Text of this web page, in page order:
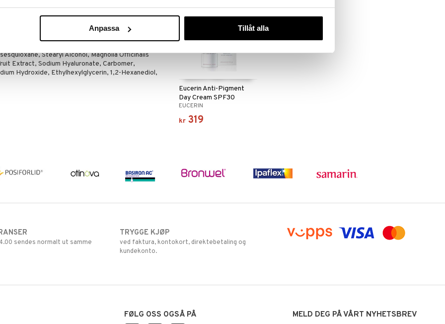
Anpassa Tillåt alla
Ether, Hydrogenated Coco-Glycerides,
Stearyl Alcohol, Magnolia Officinalis
Extract, Sodium Hyaluronate, Carbomer,
Hydroxide, Ethylhexylglycerin, 1,2-Hexanediol,
Eucerin Anti-Pigment
Day Cream SPF30
EUCERIN
kr 319
sendes normalt ut samme
TRYGGE KJØP
ved faktura, kontokort, direktebetaling og
kundekonto.
FØLG OSS OGSÅ PÅ MELD DEG PÅ VÅRT NYHETSBREV